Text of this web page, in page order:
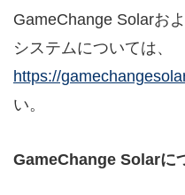
GameChange Solarお
システムについては、
https://
い。
GameChange Solarに